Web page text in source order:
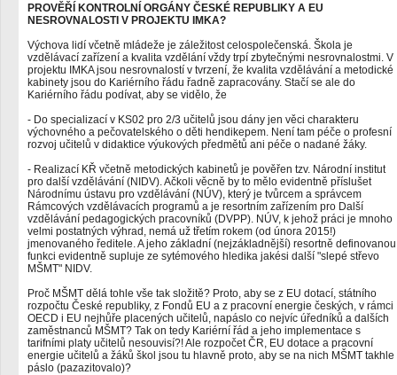
PROVĚŘÍ KONTROLNÍ ORGÁNY ČESKÉ REPUBLIKY A EU
NESROVNALOSTI V PROJEKTU IMKA?
Výchova lidí včetně mládeže je záležitost celospolečenská. Škola je
vzdělávací zařízení a kvalita vzdělání vždy trpí zbytečnými nesrovnalostmi. V
projektu IMKA jsou nesrovnalostí v tvrzení, že kvalita vzdělávání a metodické
kabinety jsou do Kariérního řádu řadně zapracovány. Stačí se ale do
Kariérního řádu podívat, aby se vidělo, že
- Do specializací v KS02 pro 2/3 učitelů jsou dány jen věci charakteru
výchovného a pečovatelského o děti hendikepem. Není tam péče o profesní
rozvoj učitelů v didaktice výukových předmětů ani péče o nadané žáky.
- Realizací KŘ včetně metodických kabinetů je pověřen tzv. Národní institut
pro další vzdělávání (NIDV). Ačkoli věcně by to mělo evidentně příslušet
Národnímu ústavu pro vzdělávání (NÚV), který je tvůrcem a správcem
Rámcových vzdělávacích programů a je resortním zařízením pro Další
vzdělávání pedagogických pracovníků (DVPP). NÚV, k jehož práci je mnoho
velmi postatných výhrad, nemá už třetím rokem (od února 2015!)
jmenovaného ředitele. A jeho základní (nejzákladnější) resortně definovanou
funkci evidentně supluje ze sytémového hledika jakési další "slepé střevo
MŠMT" NIDV.
Proč MŠMT dělá tohle vše tak složitě? Proto, aby se z EU dotací, státního
rozpočtu České republiky, z Fondů EU a z pracovní energie českých, v rámci
OECD i EU nejhůře placených učitelů, napáslo co nejvíc úředníků a dalších
zaměstnanců MŠMT? Tak on tedy Kariérní řád a jeho implementace s
tarifními platy učitelů nesouvisí?! Ale rozpočet ČR, EU dotace a pracovní
energie učitelů a žáků škol jsou tu hlavně proto, aby se na nich MŠMT takhle
páslo (pazazitovalo)?